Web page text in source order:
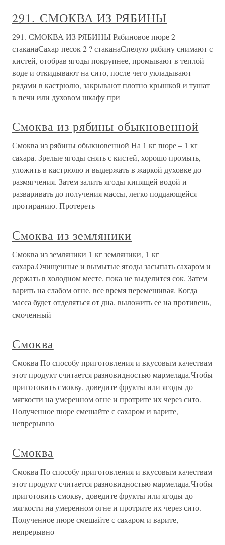
291. СМОКВА ИЗ РЯБИНЫ
291. СМОКВА ИЗ РЯБИНЫ Рябиновое пюре 2
стаканаСахар-песок 2 ? стаканаСпелую рябину снимают с
кистей, отобрав ягоды покрупнее, промывают в теплой
воде и откидывают на сито, после чего укладывают
рядами в кастрюлю, закрывают плотно крышкой и тушат
в печи или духовом шкафу при
Смоква из рябины обыкновенной
Смоква из рябины обыкновенной На 1 кг пюре – 1 кг
сахара. Зрелые ягоды снять с кистей, хорошо промыть,
уложить в кастрюлю и выдержать в жаркой духовке до
размягчения. Затем залить ягоды кипящей водой и
разваривать до получения массы, легко поддающейся
протиранию. Протереть
Смоква из земляники
Смоква из земляники 1 кг земляники, 1 кг
сахара.Очищенные и вымытые ягоды засыпать сахаром и
держать в холодном месте, пока не выделится сок. Затем
варить на слабом огне, все время перемешивая. Когда
масса будет отделяться от дна, выложить ее на противень,
смоченный
Смоква
Смоква По способу приготовления и вкусовым качествам
этот продукт считается разновидностью мармелада.Чтобы
приготовить смокву, доведите фрукты или ягоды до
мягкости на умеренном огне и протрите их через сито.
Полученное пюре смешайте с сахаром и варите,
непрерывно
Смоква
Смоква По способу приготовления и вкусовым качествам
этот продукт считается разновидностью мармелада.Чтобы
приготовить смокву, доведите фрукты или ягоды до
мягкости на умеренном огне и протрите их через сито.
Полученное пюре смешайте с сахаром и варите,
непрерывно